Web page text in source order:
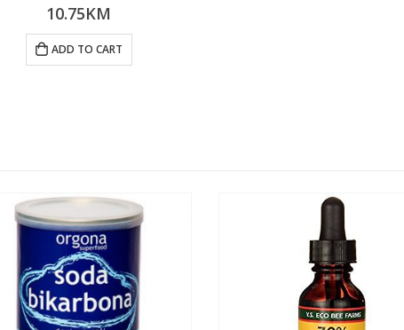
0 out of 5
10.75KM
ADD TO CART